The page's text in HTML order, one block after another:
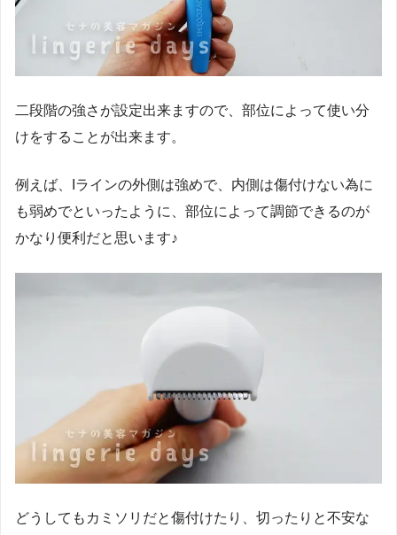
二段階の強さが設定出来ますので、部位によって使い分
けをすることが出来ます。
例えば、Iラインの外側は強めで、内側は傷付けない為に
も弱めでといったように、部位によって調節できるのが
かなり便利だと思います♪
どうしてもカミソリだと傷付けたり、切ったりと不安な